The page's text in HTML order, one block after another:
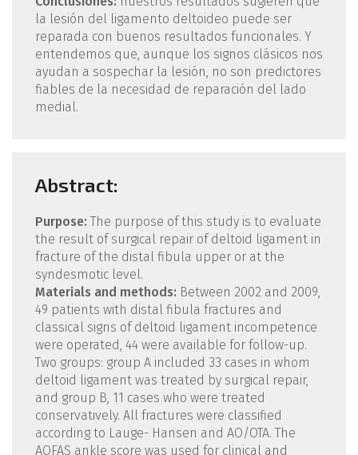
la lesión del ligamento deltoideo puede ser
reparada con buenos resultados funcionales. Y
entendemos que, aunque los signos clásicos nos
ayudan a sospechar la lesión, no son predictores
fiables de la necesidad de reparación del lado
medial.
Abstract:
Purpose: The purpose of this study is to evaluate
the result of surgical repair of deltoid ligament in
fracture of the distal fibula upper or at the
syndesmotic level.
Materials and methods: Between 2002 and 2009,
49 patients with distal fibula fractures and
classical signs of deltoid ligament incompetence
were operated, 44 were available for follow-up.
Two groups: group A included 33 cases in whom
deltoid ligament was treated by surgical repair,
and group B, 11 cases who were treated
conservatively. All fractures were classified
according to Lauge- Hansen and AO/OTA. The
AOFAS ankle score was used for clinical and